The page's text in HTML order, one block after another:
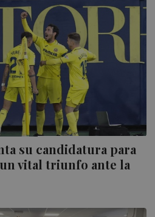
su candidatura para
vital triunfo ante la